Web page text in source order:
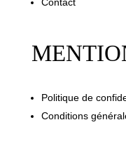
Politique de
Conditions